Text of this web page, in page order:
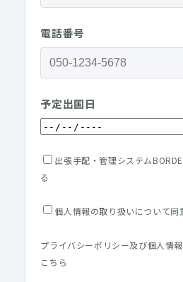
電話番号
予定出国日
出張手配・管理システム
る
個人情報の取り扱いについて同
プライバシーポリシー及び個人情
こちら